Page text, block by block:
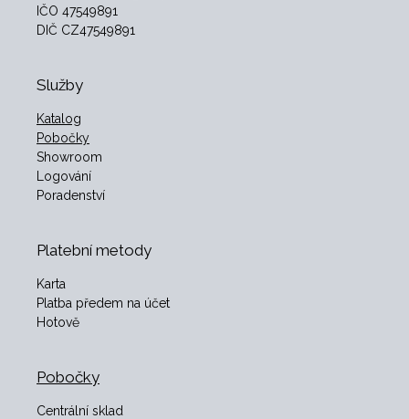
IČO 47549891
DIČ CZ47549891
Služby
Katalog
Pobočky
Showroom
Logování
Poradenství
Platební metody
Karta
Platba předem na účet
Hotově
Pobočky
Centrální sklad